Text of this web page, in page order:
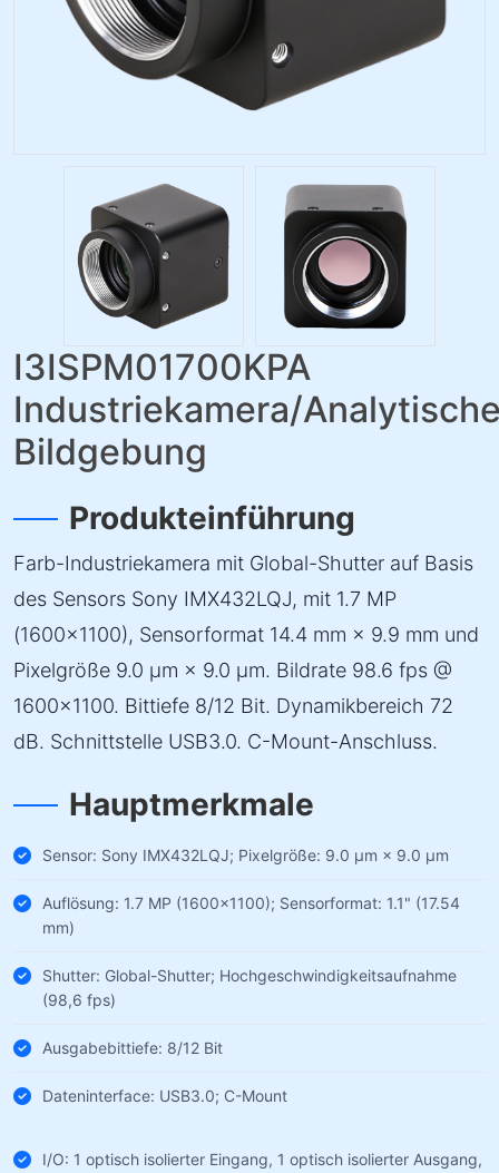
I3ISPM01700KPA
Industriekamera/
Bildgebung
Produkteinführung
Farb-Industriekamera mit Global-Shutter auf Basis
des Sensors Sony IMX432LQJ, mit 1.7 MP
(1600×1100), Sensorformat 14.4 mm × 9.9 mm und
Pixelgröße 9.0 µm × 9.0 µm. Bildrate 98.6 fps @
1600×1100. Bittiefe 8/12 Bit. Dynamikbereich 72
dB. Schnittstelle USB3.0. C-Mount-Anschluss.
Hauptmerkmale
Sensor: Sony IMX432LQJ; Pixelgröße: 9.0 µm × 9.0 µm
Auflösung: 1.7 MP (1600×1100); Sensorformat: 1.1" (17.54
mm)
Shutter: Global-Shutter; Hochgeschwindigkeitsaufnahme
(98,6 fps)
Ausgabebittiefe: 8/12 Bit
Dateninterface: USB3.0; C-Mount
I/O: 1 optisch isolierter Eingang, 1 optisch isolierter Ausgang,